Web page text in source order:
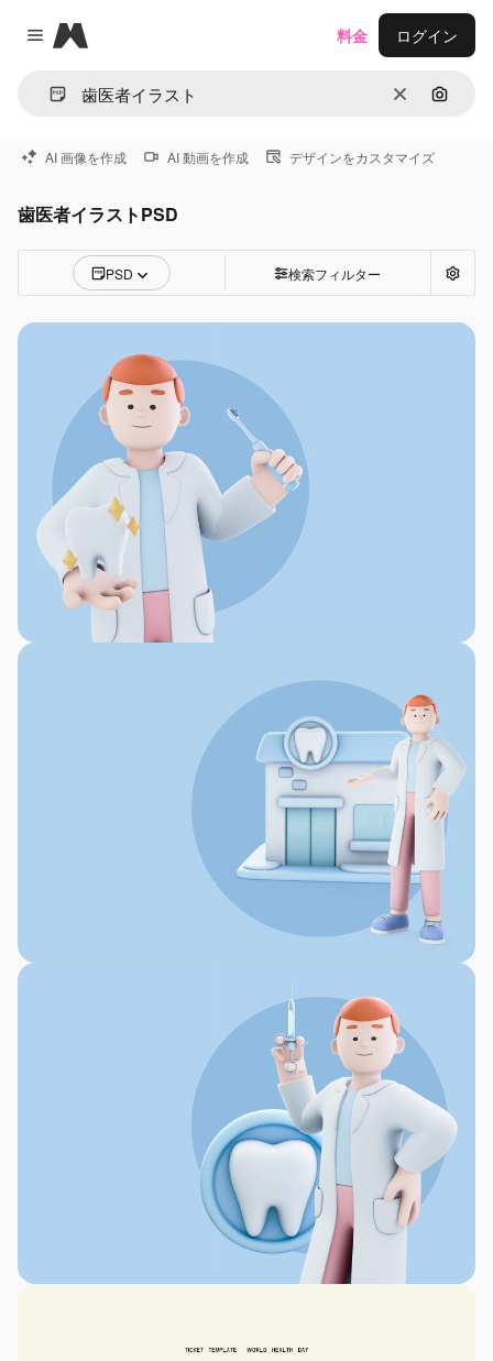
Close menu
Magnific
消去 画像で
料金 ログイン
AI 画像を作成 AI 動画を作成 デザインをカスタマイズ
歯医者イラストPSD
PSD 検索フィルター